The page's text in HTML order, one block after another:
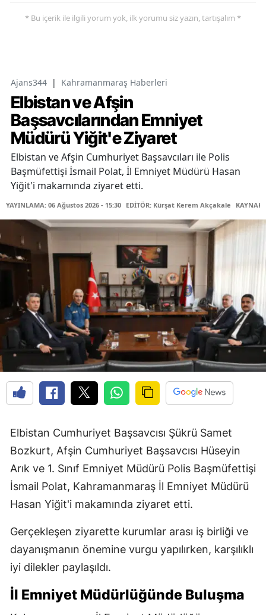
* Bu içerik ile ilgili yorum yok, ilk yorumu siz yazın, tartışalım *
Ajans344 | Kahramanmaraş Haberleri
Elbistan ve Afşin
Başsavcılarından Emniyet
Müdürü Yiğit'e Ziyaret
Elbistan ve Afşin Cumhuriyet Başsavcıları ile Polis
Başmüfettişi İsmail Polat, İl Emniyet Müdürü Hasan
Yiğit'i makamında ziyaret etti.
YAYINLAMA: 06 Ağustos 2026 - 15:30 EDİTÖR: Kürşat Kerem Akçakale
Elbistan Cumhuriyet Başsavcısı Şükrü Samet
Bozkurt, Afşin Cumhuriyet Başsavcısı Hüseyin
Arık ve 1. Sınıf Emniyet Müdürü Polis Başmüfettişi
İsmail Polat, Kahramanmaraş İl Emniyet Müdürü
Hasan Yiğit'i makamında ziyaret etti.
Gerçekleşen ziyarette kurumlar arası iş birliği ve
dayanışmanın önemine vurgu yapılırken, karşılıklı
iyi dilekler paylaşıldı.
İl Emniyet Müdürlüğünde Buluşma